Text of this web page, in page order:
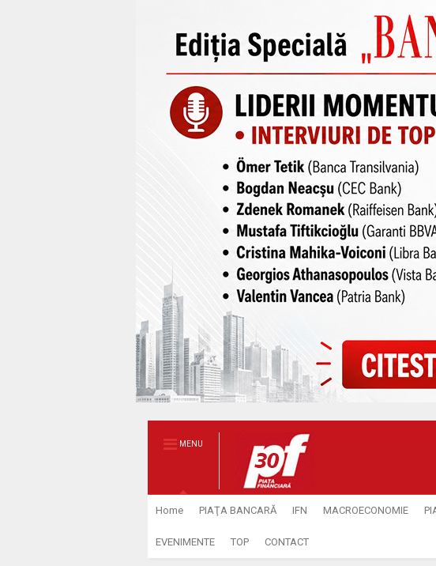
MENU
Home PIAŢA BANCARĂ IFN MACROECONOMIE
EVENIMENTE TOP CONTACT